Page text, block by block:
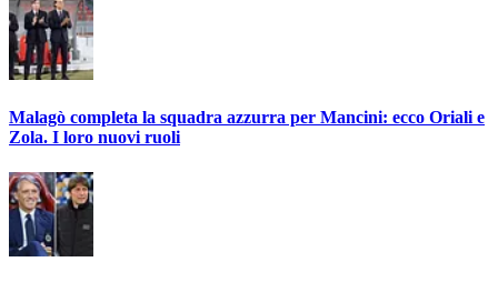
Malagò completa la squadra azzurra per Mancini: ecco Oriali e
Zola. I loro nuovi ruoli